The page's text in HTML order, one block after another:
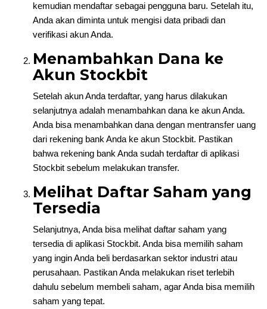
kemudian mendaftar sebagai pengguna baru. Setelah itu,
Anda akan diminta untuk mengisi data pribadi dan
verifikasi akun Anda.
Menambahkan Dana ke
Akun Stockbit
Setelah akun Anda terdaftar, yang harus dilakukan
selanjutnya adalah menambahkan dana ke akun Anda.
Anda bisa menambahkan dana dengan mentransfer uang
dari rekening bank Anda ke akun Stockbit. Pastikan
bahwa rekening bank Anda sudah terdaftar di aplikasi
Stockbit sebelum melakukan transfer.
Melihat Daftar Saham yang
Tersedia
Selanjutnya, Anda bisa melihat daftar saham yang
tersedia di aplikasi Stockbit. Anda bisa memilih saham
yang ingin Anda beli berdasarkan sektor industri atau
perusahaan. Pastikan Anda melakukan riset terlebih
dahulu sebelum membeli saham, agar Anda bisa memilih
saham yang tepat.